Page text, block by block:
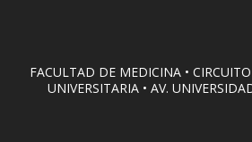
FACULTAD DE MEDICINA •
UNIVERSITARIA • AV.